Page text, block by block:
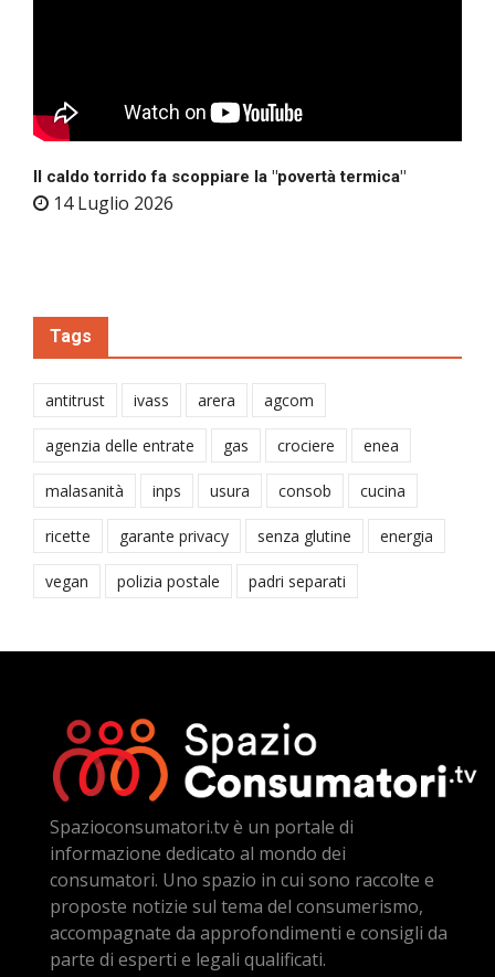
Il caldo torrido fa scoppiare la "povertà termica"
14 Luglio 2026
Tags
antitrust ivass arera agcom
agenzia delle entrate gas crociere enea
malasanità inps usura consob cucina
ricette garante privacy senza glutine energia
vegan polizia postale padri separati
Spazioconsumatori.tv è un portale di
informazione dedicato al mondo dei
consumatori. Uno spazio in cui sono raccolte e
proposte notizie sul tema del consumerismo,
accompagnate da approfondimenti e consigli da
parte di esperti e legali qualificati.